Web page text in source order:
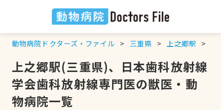
動物病院ドクターズ・ファイル 三重県 上之郷駅
上之郷駅(三重県)、日本歯科放射線
学会歯科放射線専門医の獣医・動
物病院一覧